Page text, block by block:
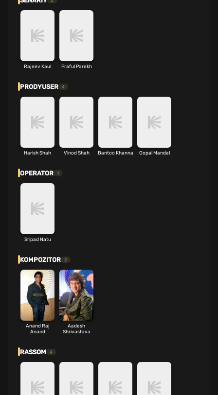
Rajeev Kaul Praful Parekh
PRODYUSER 4
Harish Shah Vinod Shah Bantoo Khanna Gopal Mandal
OPERATOR 1
Sripad Natu
KOMPOZITOR 2
Anand Raj
Anand
Aadesh
Shrivastava
RASSOM 4